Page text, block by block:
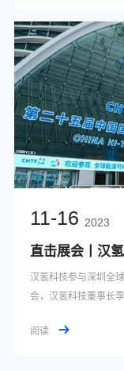
11-16 2023
汉氢科技参与深圳全
会，汉氢科技董事长
阅读